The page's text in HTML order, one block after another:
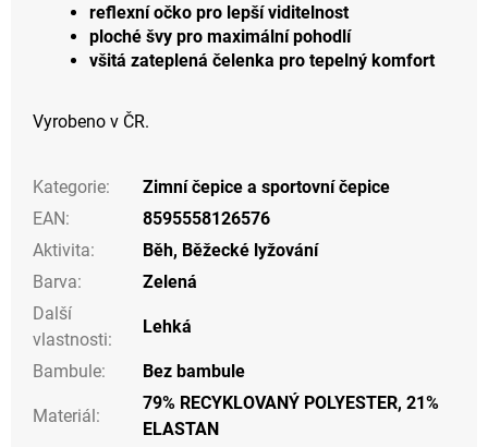
reflexní očko pro lepší viditelnost
ploché švy pro maximální pohodlí
všitá zateplená čelenka pro tepelný komfort
Vyrobeno v ČR.
Kategorie:
Zimní čepice a sportovní čepice
EAN:
8595558126576
Aktivita: Běh, Běžecké lyžování
Barva:
Zelená
Další
vlastnosti:
Lehká
Bambule: Bez bambule
Materiál:
79% RECYKLOVANÝ POLYESTER, 21%
ELASTAN